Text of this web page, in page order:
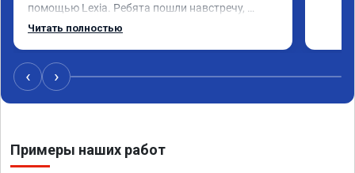
помощью Lexia. Ребята пошли навстречу,
оперативно приняли и за час отшили как
Читать полностью
‹ ›
Примеры наших работ